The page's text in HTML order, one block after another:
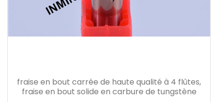
fraise en bout carrée de haute qualité à 4 flûtes,
fraise en bout solide en carbure de tungstène